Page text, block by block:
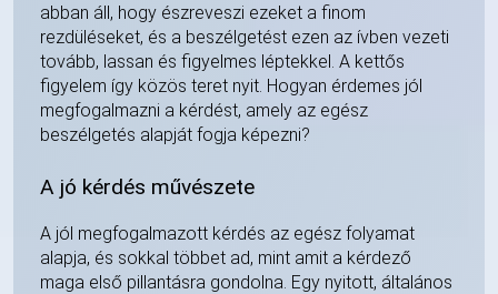
abban áll, hogy észreveszi ezeket a finom
rezdüléseket, és a beszélgetést ezen az ívben vezeti
tovább, lassan és figyelmes léptekkel. A kettős
figyelem így közös teret nyit. Hogyan érdemes jól
megfogalmazni a kérdést, amely az egész
beszélgetés alapját fogja képezni?
A jó kérdés művészete
A jól megfogalmazott kérdés az egész folyamat
alapja, és sokkal többet ad, mint amit a kérdező
maga első pillantásra gondolna. Egy nyitott, általános